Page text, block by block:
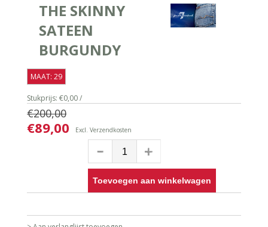
THE SKINNY
SATEEN
BURGUNDY
MAAT: 29
Stukprijs: €0,00 /
€200,00
€89,00 Excl. Verzendkosten
Toevoegen aan winkelwagen